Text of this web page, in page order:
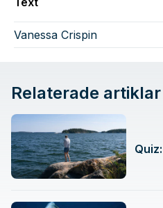
Vanessa Crispin
Relaterade artiklar